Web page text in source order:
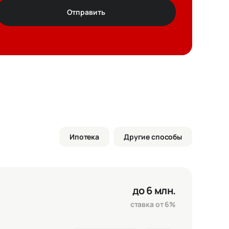
Отправить
Ипотека Другие способы
до 6 млн.
ставка от 6%
4 930 000 ₽